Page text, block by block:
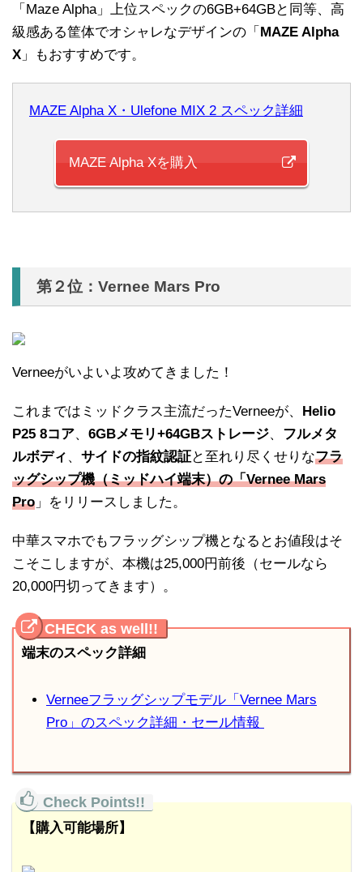
「Maze Alpha」上位スペックの6GB+64GBと同等、高
級感ある筐体でオシャレなデザインの「 MAZE Alpha
X 」もおすすめです。
MAZE Alpha X・Ulefone MIX 2 スペック詳細
MAZE Alpha Xを購入
第２位：Vernee Mars Pro
Verneeがいよいよ攻めてきました！
これまではミッドクラス主流だったVerneeが、 Helio
P25 8コア、 6GBメモリ+64GBストレージ、 フルメタ
ルボディ 、 サイドの指紋認証と至れり尽くせりなフラ
ッグシップ機（ミッドハイ端末）の「Vernee Mars
Pro 」をリリースしました。
中華スマホでもフラッグシップ機となるとお値段はそ
こそこしますが、本機は25,000円前後（セールなら
20,000円切ってきます）。
端末のスペック詳細
Verneeフラッグシップモデル「Vernee Mars
Pro」のスペック詳細・セール情報
【購入可能場所】